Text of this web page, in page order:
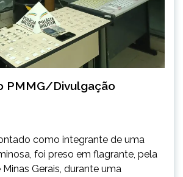
PMMG/Divulgação
como integrante de uma
foi preso em flagrante, pela
Minas Gerais, durante uma